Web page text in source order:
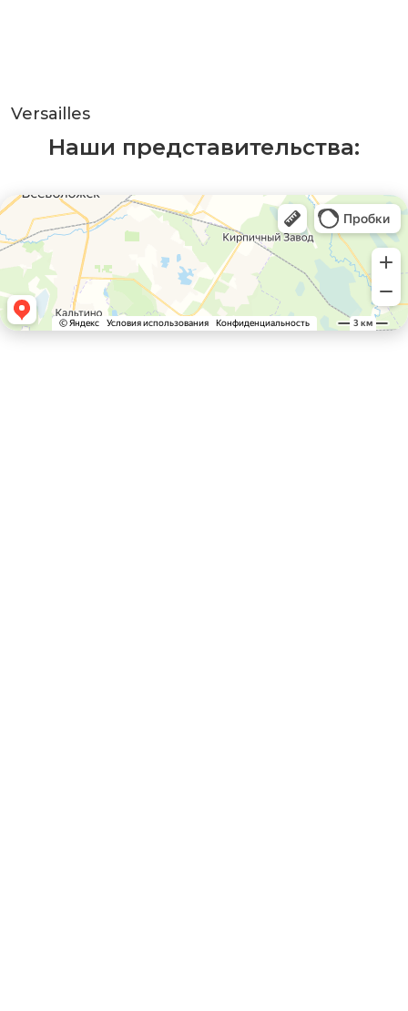
Versailles
Наши представительства: